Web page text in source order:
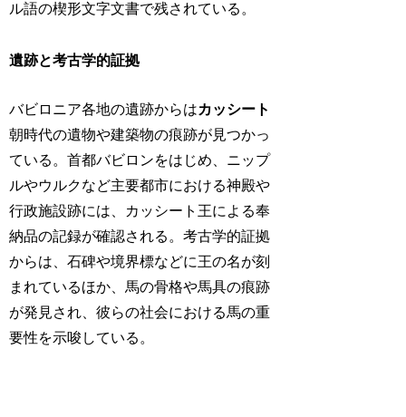
ル語の楔形文字文書で残されている。
遺跡と考古学的証拠
バビロニア各地の遺跡からはカッシート
朝時代の遺物や建築物の痕跡が見つかっ
ている。首都バビロンをはじめ、ニップ
ルやウルクなど主要都市における神殿や
行政施設跡には、カッシート王による奉
納品の記録が確認される。考古学的証拠
からは、石碑や境界標などに王の名が刻
まれているほか、馬の骨格や馬具の痕跡
が発見され、彼らの社会における馬の重
要性を示唆している。